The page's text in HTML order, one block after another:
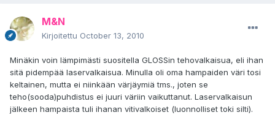
M&N
Kirjoitettu October 13, 2010
Minäkin voin lämpimästi suositella GLOSSin tehovalkaisua, eli ihan
sitä pidempää laservalkaisua. Minulla oli oma hampaiden väri tosi
keltainen, mutta ei niinkään värjäymiä tms., joten se
teho(sooda)puhdistus ei juuri väriin vaikuttanut. Laservalkaisun
jälkeen hampaista tuli ihanan vitivalkoiset (luonnolliset toki silti).